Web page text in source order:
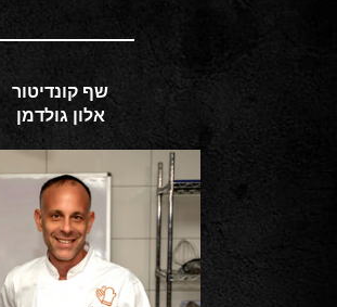
שף קונדיטור
אלון גולדמן